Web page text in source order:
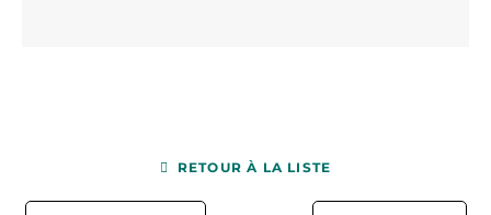
RETOUR À LA LISTE